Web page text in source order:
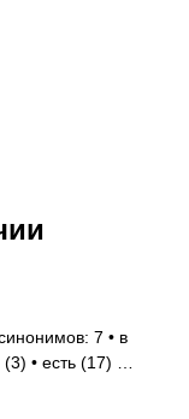
7 • в
• есть (17) …